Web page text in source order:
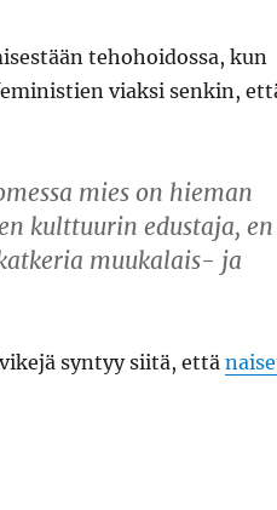
tehohoidossa, kun
viaksi senkin,
mies on hieman
kulttuurin edustaja, en
muukalais- ja
syntyy siitä, että